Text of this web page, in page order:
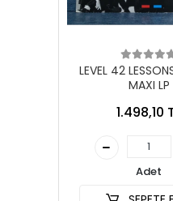
LEVEL 42
MAXI LP
1.498,10
Adet